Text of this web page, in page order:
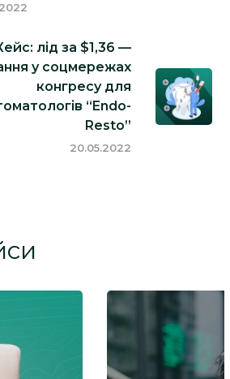
лід за $1,36 —
у соцмережах
конгресу для
“Endo-
Resto”
20.05.2022